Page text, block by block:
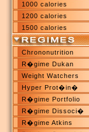
1000 calories
1200 calories
1500 calories
Chrononutrition
R�gime Dukan
Weight Watchers
Hyper Prot�in�
R�gime Portfolio
R�gime Dissoci�
R�gime Atkins